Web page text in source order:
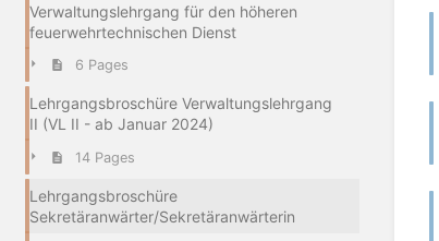
Verwaltungslehrgang für den höheren
feuerwehrtechnischen Dienst
6 Pages
Lehrgangsbroschüre Verwaltungslehrgang
II (VL II - ab Januar 2024)
14 Pages
Lehrgangsbroschüre
Sekretäranwärter/Sekretäranwärterin